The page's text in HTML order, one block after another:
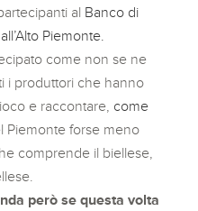
al Banco di
Piemonte.
come non se ne
i produttori che hanno
e raccontare, come
Piemonte forse meno
comprende il biellese,
però se questa volta